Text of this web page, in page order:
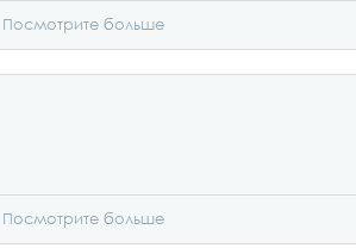
Посмотрите больше
Посмотрите больше